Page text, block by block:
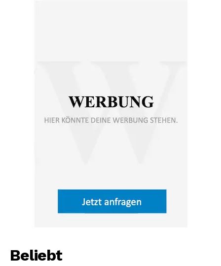
Beliebt